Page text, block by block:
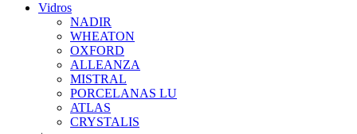
Vidros
NADIR
WHEATON
OXFORD
ALLEANZA
MISTRAL
PORCELANAS LU
ATLAS
CRYSTALIS